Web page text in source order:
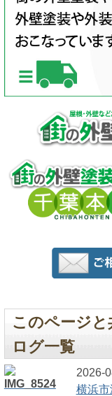
このページ
ログ一覧
2026-
横浜